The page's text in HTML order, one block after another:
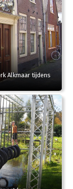
Alkmaar tijdens